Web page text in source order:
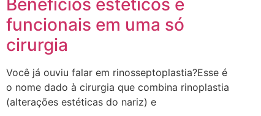
Benefícios estéticos e
funcionais em uma só
cirurgia
Você já ouviu falar em rinosseptoplastia?Esse é
o nome dado à cirurgia que combina rinoplastia
(alterações estéticas do nariz) e